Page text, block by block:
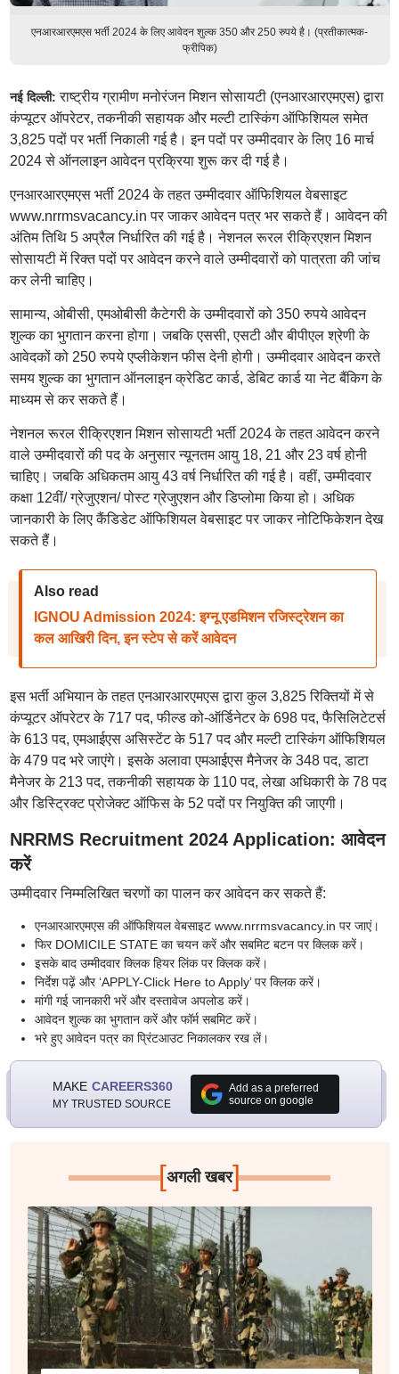
एनआरआरएमएस भर्ती 2024 के लिए आवेदन शुल्क 350 और 250 रुपये है। (प्रतीकात्मक-
फ्रीपिक)
नई दिल्ली:राष्ट्रीय ग्रामीण मनोरंजन मिशन सोसायटी (एनआरआरएमएस) द्वारा
कंप्यूटर ऑपरेटर, तकनीकी सहायक और मल्टी टास्किंग ऑफिशियल समेत
3,825 पदों पर भर्ती निकाली गई है। इन पदों पर उम्मीदवार के लिए 16 मार्च
2024 से ऑनलाइन आवेदन प्रक्रिया शुरू कर दी गई है।
एनआरआरएमएस भर्ती 2024 के तहत उम्मीदवार ऑफिशियल वेबसाइट
www.nrrmsvacancy.in पर जाकर आवेदन पत्र भर सकते हैं। आवेदन की
अंतिम तिथि 5 अप्रैल निर्धारित की गई है। नेशनल रूरल रीक्रिएशन मिशन
सोसायटी में रिक्त पदों पर आवेदन करने वाले उम्मीदवारों को पात्रता की जांच
कर लेनी चाहिए।
सामान्य, ओबीसी, एमओबीसी कैटेगरी के उम्मीदवारों को 350 रुपये आवेदन
शुल्क का भुगतान करना होगा। जबकि एससी, एसटी और बीपीएल श्रेणी के
आवेदकों को 250 रुपये एप्लीकेशन फीस देनी होगी। उम्मीदवार आवेदन करते
समय शुल्क का भुगतान ऑनलाइन क्रेडिट कार्ड, डेबिट कार्ड या नेट बैंकिग के
माध्यम से कर सकते हैं।
नेशनल रूरल रीक्रिएशन मिशन सोसायटी भर्ती 2024 के तहत आवेदन करने
वाले उम्मीदवारों की पद के अनुसार न्यूनतम आयु 18, 21 और 23 वर्ष होनी
चाहिए। जबकि अधिकतम आयु 43 वर्ष निर्धारित की गई है। वहीं, उम्मीदवार
कक्षा 12वीं/ ग्रेजुएशन/ पोस्ट ग्रेजुएशन और डिप्लोमा किया हो। अधिक
जानकारी के लिए कैंडिडेट ऑफिशियल वेबसाइट पर जाकर नोटिफिकेशन देख
सकते हैं।
Also read
IGNOU Admission 2024: इग्नू एडमिशन रजिस्ट्रेशन का
कल आखिरी दिन, इन स्टेप से करें आवेदन
इस भर्ती अभियान के तहत एनआरआरएमएस द्वारा कुल 3,825 रिक्तियों में से
कंप्यूटर ऑपरेटर के 717 पद, फील्ड को-ऑर्डिनेटर के 698 पद, फैसिलिटेटर्स
के 613 पद, एमआईएस असिस्टेंट के 517 पद और मल्टी टास्किंग ऑफिशियल
के 479 पद भरे जाएंगे। इसके अलावा एमआईएस मैनेजर के 348 पद, डाटा
मैनेजर के 213 पद, तकनीकी सहायक के 110 पद, लेखा अधिकारी के 78 पद
और डिस्ट्रिक्ट प्रोजेक्ट ऑफिस के 52 पदों पर नियुक्ति की जाएगी।
NRRMS Recruitment 2024 Application: आवेदन
करें
उम्मीदवार निम्मलिखित चरणों का पालन कर आवेदन कर सकते हैं:
एनआरआरएमएस की ऑफिशियल वेबसाइट www.nrrmsvacancy.in पर जाएं।
फिर DOMICILE STATE का चयन करें और सबमिट बटन पर क्लिक करें।
इसके बाद उम्मीदवार क्लिक हियर लिंक पर क्लिक करें।
निर्देश पढ़ें और ‘APPLY-Click Here to Apply’ पर क्लिक करें।
मांगी गई जानकारी भरें और दस्तावेज अपलोड करें।
आवेदन शुल्क का भुगतान करें और फॉर्म सबमिट करें।
भरे हुए आवेदन पत्र का प्रिंटआउट निकालकर रख लें।
MAKE CAREERS360
MY TRUSTED SOURCE
Add as a preferred
source on google
[अगली खबर]